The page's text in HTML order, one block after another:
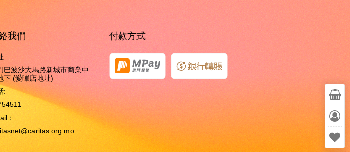
我們
:
巴波沙大馬路新城市商業中
下 (愛暉店地址)
:
：
付款方式